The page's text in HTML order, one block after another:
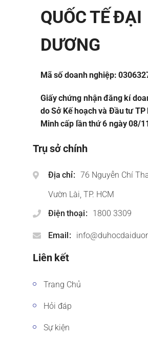
QUỐC TẾ ĐẠI
DƯƠNG
Mã số doanh nghiệp:
Giấy chứng nhận đăng kí
do Sở Kế hoạch và Đầu tư TP
Minh cấp lần thứ 6 ngày 08/
Trụ sở chính
Địa chỉ
76 Nguyễn Chí
Vườn Lài, TP. HCM
Điện thoại
1800 3309
Email
Liên kết
Trang Chủ
Hỏi đáp
Sự kiện